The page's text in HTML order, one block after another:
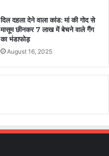
दिल दहला देने वाला कांड: मां की गोद से
मासूम छीनकर 7 लाख में बेचने वाले गैंग
का भंडाफोड़
August 16, 2025